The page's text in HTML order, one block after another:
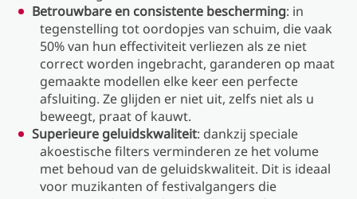
Betrouwbare en consistente bescherming: in
tegenstelling tot oordopjes van schuim, die vaak
50% van hun effectiviteit verliezen als ze niet
correct worden ingebracht, garanderen op maat
gemaakte modellen elke keer een perfecte
afsluiting. Ze glijden er niet uit, zelfs niet als u
beweegt, praat of kauwt.
Superieure geluidskwaliteit: dankzij speciale
akoestische filters verminderen ze het volume
met behoud van de geluidskwaliteit. Dit is ideaal
voor muzikanten of festivalgangers die